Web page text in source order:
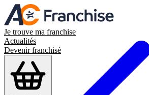
Je trouve ma franchise
Actualités
Devenir franchisé